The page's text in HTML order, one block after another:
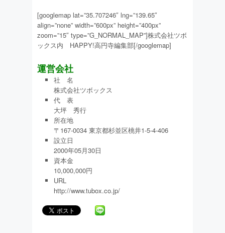
[googlemap lat=”35.707246″ lng=”139.65″
align=”none” width=”600px” height=”400px”
zoom=”15″ type=”G_NORMAL_MAP”]株式会社ツボ
ックス内 HAPPY!高円寺編集部[/googlemap]
運営会社
社 名
株式会社ツボックス
代 表
大坪 秀行
所在地
〒167-0034 東京都杉並区桃井1-5-4-406
設立日
2000年05月30日
資本金
10,000,000円
URL
http://www.tubox.co.jp/